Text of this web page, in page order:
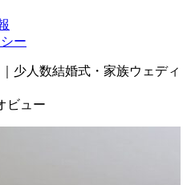
ー
少人数結婚式・家族ウェディ
ビュー